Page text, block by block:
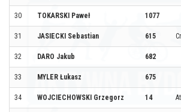
30 TOKARSKI Paweł 1077
31 JASIECKI Sebastian 615
32 DARO Jakub 682
33 MYLER Łukasz 675
34 WOJCIECHOWSKI Grzegorz 14